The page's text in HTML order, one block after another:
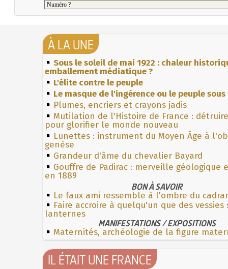
À LA UNE
Sous le soleil de mai 1922 : chaleur
emballement médiatique ?
L'élite contre le peuple
Le masque de l'ingérence ou le peuple
Plumes, encriers et crayons jadis
Mutilation de l'Histoire de France :
pour glorifier le monde nouveau
Lunettes : instrument du Moyen Âge à
genèse
Grandeur d'âme du chevalier Bayard
Gouffre de Padirac : merveille géologique
en 1889
BON À SAVOIR
Le faux ami ressemble à l'ombre du
Faire accroire à quelqu'un que des vessies
lanternes
MANIFESTATIONS / EXPOSITIONS
Maternités, archéologie de la figure
IL ÉTAIT UNE FRANCE